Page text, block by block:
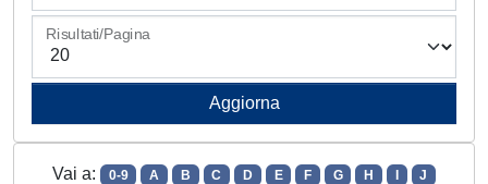
Risultati/Pagina
Vai a: 0-9 A B C D E F G H
J